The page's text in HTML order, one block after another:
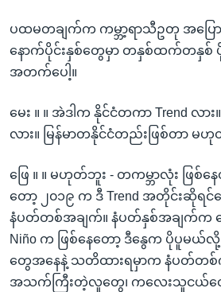
ပထမတချက်က ကမ္ဘာ့ရာသီဥတု အပြေ
နောက်ပိုင်းနှစ်တွေမှာ တနှစ်ထက်တနှစ်
အတက်ပေါ့။
မေး ။ ။ အဲဒါက နိုင်ငံတကာ Trend လာ
လား။ မြန်မာတနိုင်ငံတည်းဖြစ်တာ မဟု
ဖြေ ။ ။ မဟုတ်ဘူး - တကမ္ဘာလုံး ဖြစ်နေ
တော့ ၂၀၁၉ က ဒီ Trend အတိုင်းဆိုရင်တ
နံပတ်တစ်အချက်။ နံပတ်နှစ်အချက်က စ
Niño က ဖြစ်နေတော့ ဒီနွေက ပိုပူမယ်
တွေအနေနဲ့ သတိထားရမှာက နံပတ်တစ်
အသက်ကြီးတဲ့လူတွေ၊ ကလေးသူငယ်တွေ